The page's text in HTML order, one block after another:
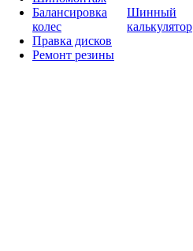
Балансировка
колес
Правка дисков
Ремонт резины
Шинный
калькулятор